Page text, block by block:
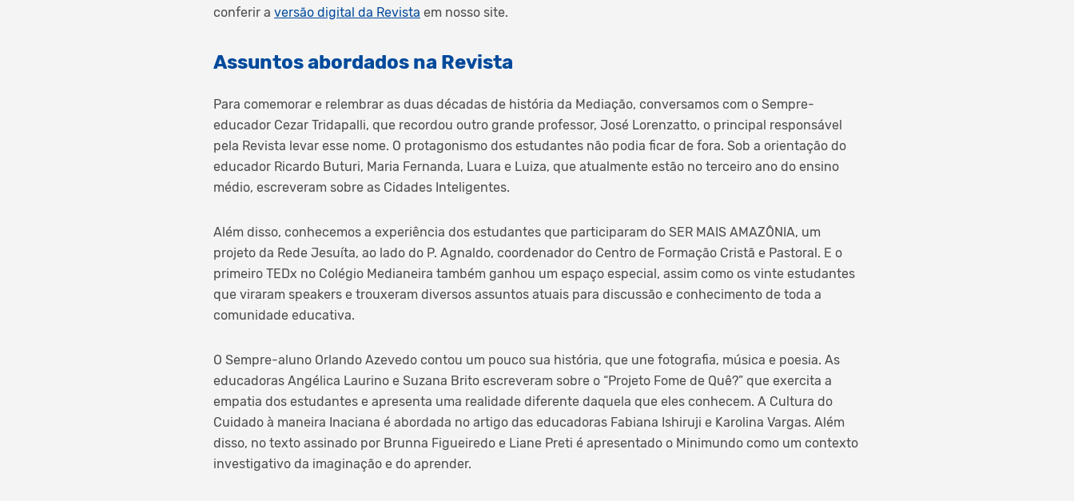
conferir a versão digital da Revista em nosso site.
Assuntos abordados na Revista
Para comemorar e relembrar as duas décadas de história da Mediação, conversamos com o Sempre-
educador Cezar Tridapalli, que recordou outro grande professor, José Lorenzatto, o principal responsável
pela Revista levar esse nome. O protagonismo dos estudantes não podia ficar de fora. Sob a orientação do
educador Ricardo Buturi, Maria Fernanda, Luara e Luiza, que atualmente estão no terceiro ano do ensino
médio, escreveram sobre as Cidades Inteligentes.
Além disso, conhecemos a experiência dos estudantes que participaram do SER MAIS AMAZÔNIA, um
projeto da Rede Jesuíta, ao lado do P. Agnaldo, coordenador do Centro de Formação Cristã e Pastoral. E o
primeiro TEDx no Colégio Medianeira também ganhou um espaço especial, assim como os vinte estudantes
que viraram speakers e trouxeram diversos assuntos atuais para discussão e conhecimento de toda a
comunidade educativa.
O Sempre-aluno Orlando Azevedo contou um pouco sua história, que une fotografia, música e poesia. As
educadoras Angélica Laurino e Suzana Brito escreveram sobre o “Projeto Fome de Quê?” que exercita a
empatia dos estudantes e apresenta uma realidade diferente daquela que eles conhecem. A Cultura do
Cuidado à maneira Inaciana é abordada no artigo das educadoras Fabiana Ishiruji e Karolina Vargas. Além
disso, no texto assinado por Brunna Figueiredo e Liane Preti é apresentado o Minimundo como um contexto
investigativo da imaginação e do aprender.